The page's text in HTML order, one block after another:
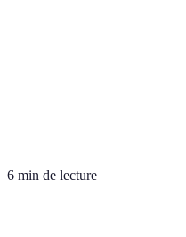
6 min de lecture